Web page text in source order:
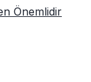
Önemlidir